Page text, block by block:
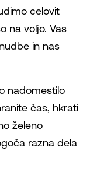
celovit
na voljo. Vas
in nas
nadomestilo
čas, hkrati
želeno
razna dela